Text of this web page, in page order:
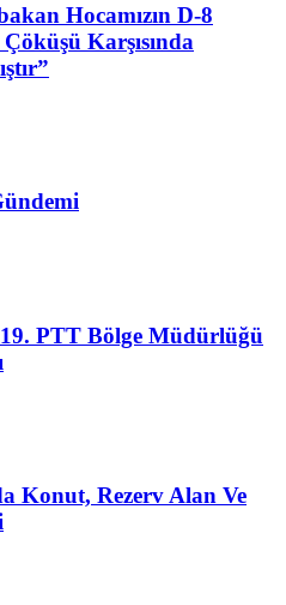
Hocamızın D-8
Karşısında
PTT Bölge Müdürlüğü
Konut, Rezerv Alan Ve